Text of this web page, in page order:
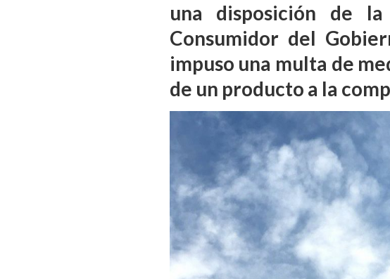
una disposición de
Consumidor del
impuso una multa de
de un producto a la